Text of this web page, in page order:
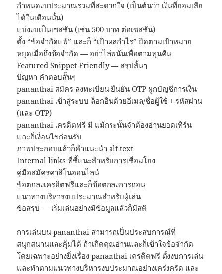
กำหนดงบประมาณรวมที่สะดวกใจ (เป็นต้นว่า เงินที่ยอมเสีย
ได้ในเดือนนั้น)
แบ่งงบเป็นเซสชัน (เช่น 500 บาท ต่อเซสชัน)
ตั้ง “ข้อจำกัดแพ้” และก็ “เป้าผลกำไร” ยึดตามเป้าหมาย
หยุดเมื่อถึงข้อจำกัด — อย่าไล่พนันเพื่อตามทุนคืน
Featured Snippet Friendly — สรุปสั้นๆ
ปัญหา คำตอบสั้นๆ
pananthai สมัคร ลงทะเบียน ยืนยัน OTP ผูกบัญชีการเงิน
pananthai เข้าสู่ระบบ ล็อกอินด้วยอีเมล/ชื่อผู้ใช้ + รหัสผ่าน
(และ OTP)
pananthai เครดิตฟรี มี แม้กระนั้นจำต้องอ่านยอดเทิร์น
และก็เงื่อนไขก่อนรับ
ภาพประกอบแล้วก็คำแนะนำ alt text
Internal links ที่ชี้แนะสำหรับการเชื่อมโยง
คู่มือสมัครคาสิโนออนไลน์
ข้อตกลงเครดิตฟรีและก็ข้อตกลงการถอน
แนวทางบริหารงบประมาณสำหรับผู้เล่น
ข้อสรุป — เริ่มเล่นอย่างมีข้อมูลแล้วก็มีสติ
การเล่นบน pananthai สามารถเป็นประสบการณ์ที่
สนุกสนานและคุ้มได้ ถ้าเกิดคุณอ่านและก็เข้าใจข้อจำกัด
โดยเฉพาะอย่างยิ่งเรื่อง pananthai เครดิตฟรี ตั้งงบการเล่น
และทำตามแนวทางบริหารงบประมาณอย่างเคร่งครัด และ